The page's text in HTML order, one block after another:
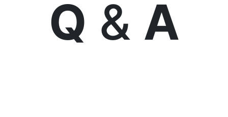
Q & A